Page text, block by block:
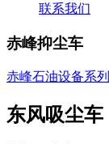
联系我们
赤峰抑尘车
赤峰石油设备系列
东风吸尘车